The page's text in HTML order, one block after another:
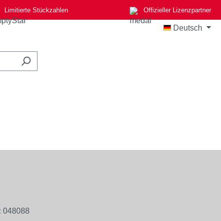
Limitierte Stückzahlen Offizieller Lizenzpartner
Deutsch
048088